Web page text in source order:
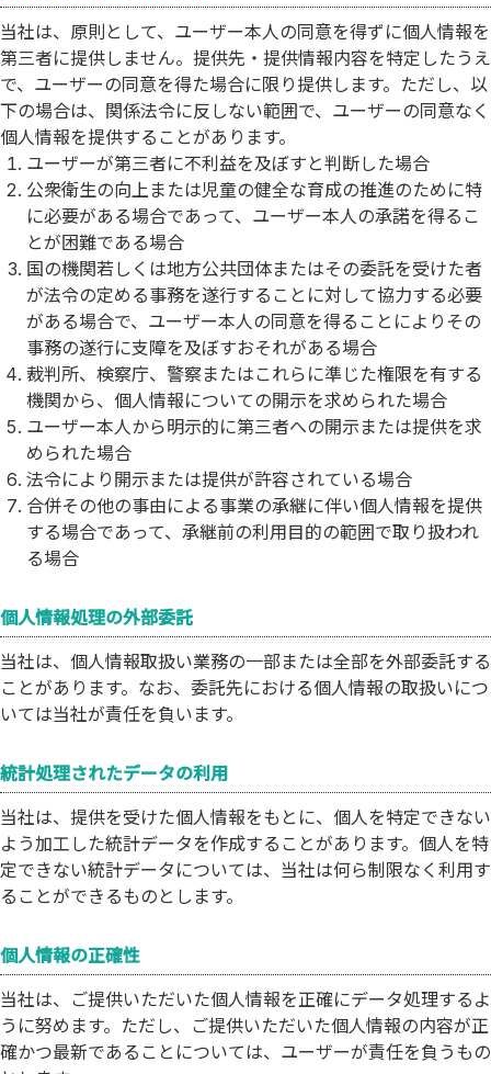
当社は、原則として、ユーザー本人の同意を得ずに個人情報を
第三者に提供しません。提供先・提供情報内容を特定したうえ
で、ユーザーの同意を得た場合に限り提供します。ただし、以
下の場合は、関係法令に反しない範囲で、ユーザーの同意なく
個人情報を提供することがあります。
ユーザーが第三者に不利益を及ぼすと判断した場合
公衆衛生の向上または児童の健全な育成の推進のために特
に必要がある場合であって、ユーザー本人の承諾を得るこ
とが困難である場合
国の機関若しくは地方公共団体またはその委託を受けた者
が法令の定める事務を遂行することに対して協力する必要
がある場合で、ユーザー本人の同意を得ることによりその
事務の遂行に支障を及ぼすおそれがある場合
裁判所、検察庁、警察またはこれらに準じた権限を有する
機関から、個人情報についての開示を求められた場合
ユーザー本人から明示的に第三者への開示または提供を求
められた場合
法令により開示または提供が許容されている場合
合併その他の事由による事業の承継に伴い個人情報を提供
する場合であって、承継前の利用目的の範囲で取り扱われ
る場合
個人情報処理の外部委託
当社は、個人情報取扱い業務の一部または全部を外部委託する
ことがあります。なお、委託先における個人情報の取扱いにつ
いては当社が責任を負います。
統計処理されたデータの利用
当社は、提供を受けた個人情報をもとに、個人を特定できない
よう加工した統計データを作成することがあります。個人を特
定できない統計データについては、当社は何ら制限なく利用す
ることができるものとします。
個人情報の正確性
当社は、ご提供いただいた個人情報を正確にデータ処理するよ
うに努めます。ただし、ご提供いただいた個人情報の内容が正
確かつ最新であることについては、ユーザーが責任を負うもの